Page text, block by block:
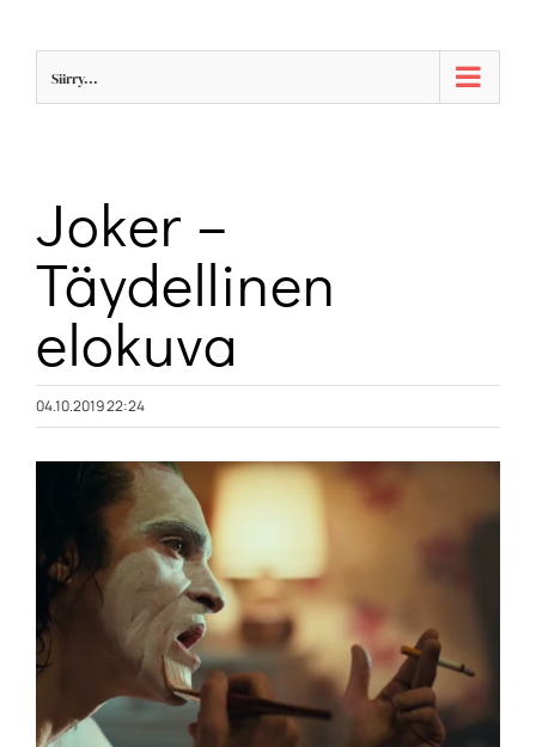
Siirry...
Joker –
Täydellinen
elokuva
04.10.2019 22:24
kuvaa
isompana